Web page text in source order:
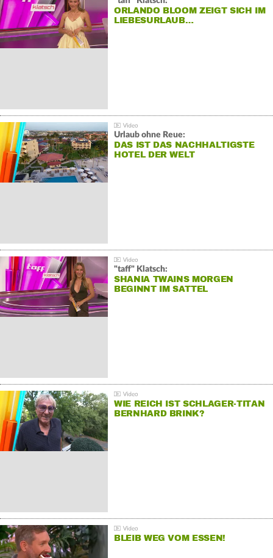
ORLANDO BLOOM ZEIGT SICH IM
LIEBESURLAUB…
Urlaub ohne Reue:
DAS IST DAS NACHHALTIGSTE
HOTEL DER WELT
"taff" Klatsch:
SHANIA TWAINS MORGEN
BEGINNT IM SATTEL
WIE REICH IST SCHLAGER-TITAN
BERNHARD BRINK?
BLEIB WEG VOM ESSEN!